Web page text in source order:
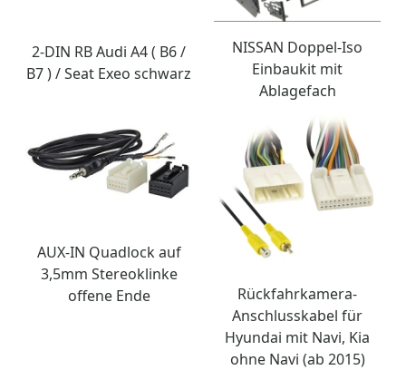
2-DIN RB Audi A4 ( B6 /
B7 ) / Seat Exeo schwarz
NISSAN Doppel-Iso
Einbaukit mit
Ablagefach
AUX-IN Quadlock auf
3,5mm Stereoklinke
offene Ende
Rückfahrkamera-
Anschlusskabel für
Hyundai mit Navi, Kia
ohne Navi (ab 2015)